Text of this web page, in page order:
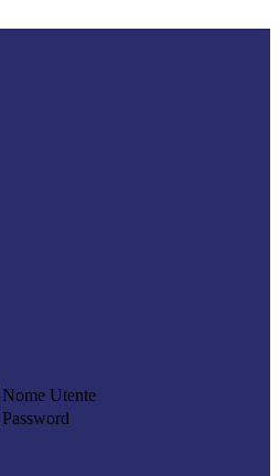
Nome Utente
Password